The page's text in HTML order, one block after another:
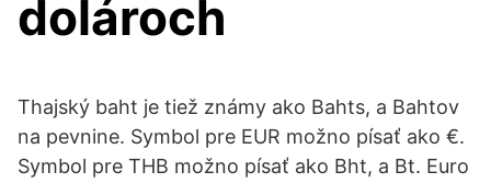
dolároch
Thajský baht je tiež známy ako Bahts, a Bahtov
na pevnine. Symbol pre EUR možno písať ako €.
Symbol pre THB možno písať ako Bht, a Bt. Euro